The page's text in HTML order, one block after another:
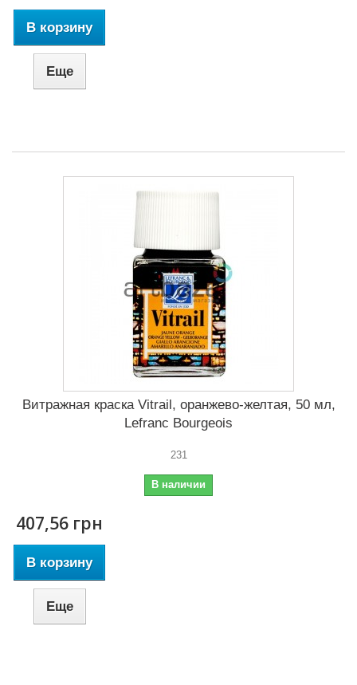
В корзину
Еще
Витражная краска Vitrail, оранжево-желтая, 50 мл,
Lefranc Bourgeois
231
В наличии
407,56 грн
В корзину
Еще